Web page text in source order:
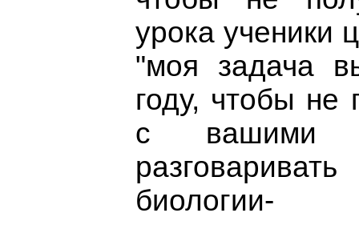
урока ученики
"моя задача
году, чтобы не
с вашими
биологии-